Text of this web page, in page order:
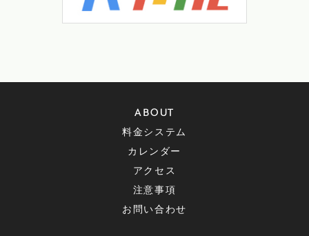
ABOUT
料金システム
カレンダー
アクセス
注意事項
お問い合わせ